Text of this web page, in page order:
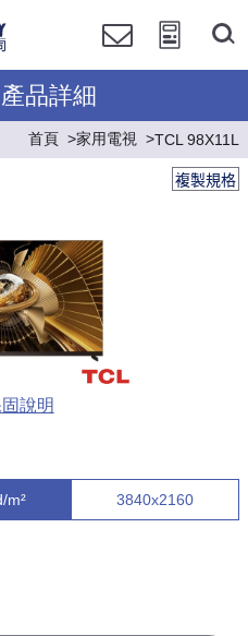
品詳細
首頁 家用電視 TCL 98X11L
複製規格
說明
m²
3840x2160